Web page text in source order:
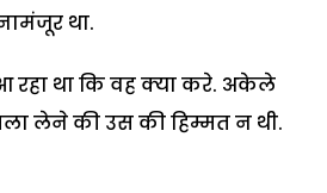
था.
रहा था कि वह क्या करे. अकेले
लेने की उस की हिम्मत न थी.